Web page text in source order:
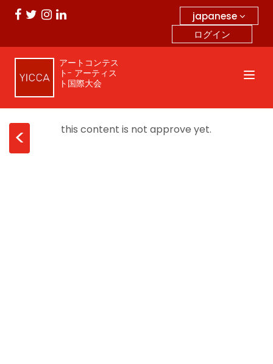
japanese
ログイン
アートコンテス
ト- アーティス
ト国際大会
< this content is not approve yet.